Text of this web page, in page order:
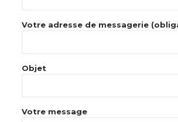
Votre adresse de messagerie
Objet
Votre message